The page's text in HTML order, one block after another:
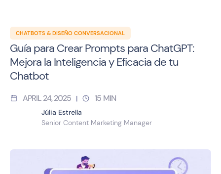
CHATBOTS & DISEÑO CONVERSACIONAL
Guía para Crear Prompts para ChatGPT:
Mejora la Inteligencia y Eficacia de tu
Chatbot
APRIL 24, 2025 | 15 MIN
Júlia Estrella
Senior Content Marketing Manager